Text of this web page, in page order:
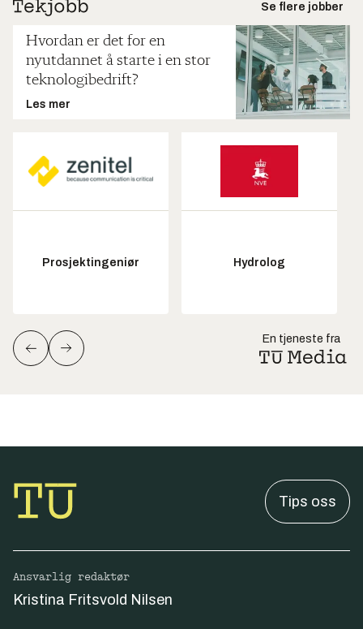
Se flere jobber
Hvordan er det for en
nyutdannet å starte i en stor
teknologibedrift?
Les mer
Prosjektingeniør Hydrolog
En tjeneste fra
Tips oss
Ansvarlig redaktør
Kristina Fritsvold Nilsen